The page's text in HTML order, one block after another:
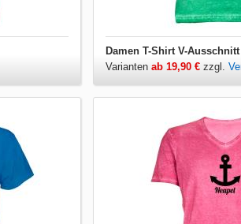
Damen T-Shirt V-
Variantenab 19,90 € zzgl.